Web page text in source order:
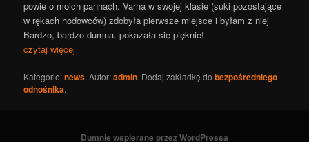
powie o moich pannach. Varna w swojej klasie (suki pozostające
w rękach hodowców) zdobyła pierwsze miejsce i byłam z niej
Bardzo, bardzo dumna. pokazała się pięknie!
czytaj więcej
Kategorie:news. Autor:admin. Dodaj zakładkę dobezpośredniego
odnośnika.
Dumnie wspierane przez WordPressa